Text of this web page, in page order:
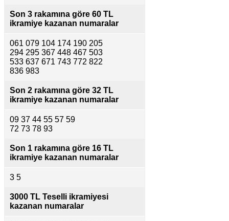
Son 3 rakamına göre 60 TL
ikramiye kazanan numaralar
061 079 104 174 190 205
294 295 367 448 467 503
533 637 671 743 772 822
836 983
Son 2 rakamına göre 32 TL
ikramiye kazanan numaralar
09 37 44 55 57 59
72 73 78 93
Son 1 rakamına göre 16 TL
ikramiye kazanan numaralar
3 5
3000 TL Teselli ikramiyesi
kazanan numaralar